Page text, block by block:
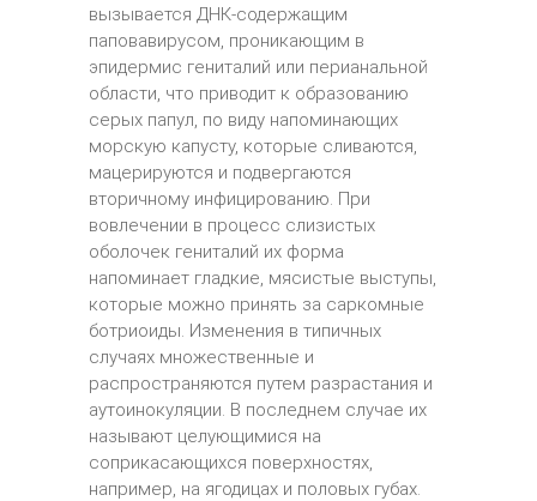
вызывается ДНК-содержащим
паповавирусом, проникающим в
эпидермис гениталий или перианальной
области, что приводит к образованию
серых папул, по виду напоминающих
морскую капусту, которые сливаются,
мацерируются и подвергаются
вторичному инфицированию. При
вовлечении в процесс слизистых
оболочек гениталий их форма
напоминает гладкие, мясистые выступы,
которые можно принять за саркомные
ботриоиды. Изменения в типичных
случаях множественные и
распространяются путем разрастания и
аутоинокуляции. В последнем случае их
называют целующимися на
соприкасающихся поверхностях,
например, на ягодицах и половых губах.